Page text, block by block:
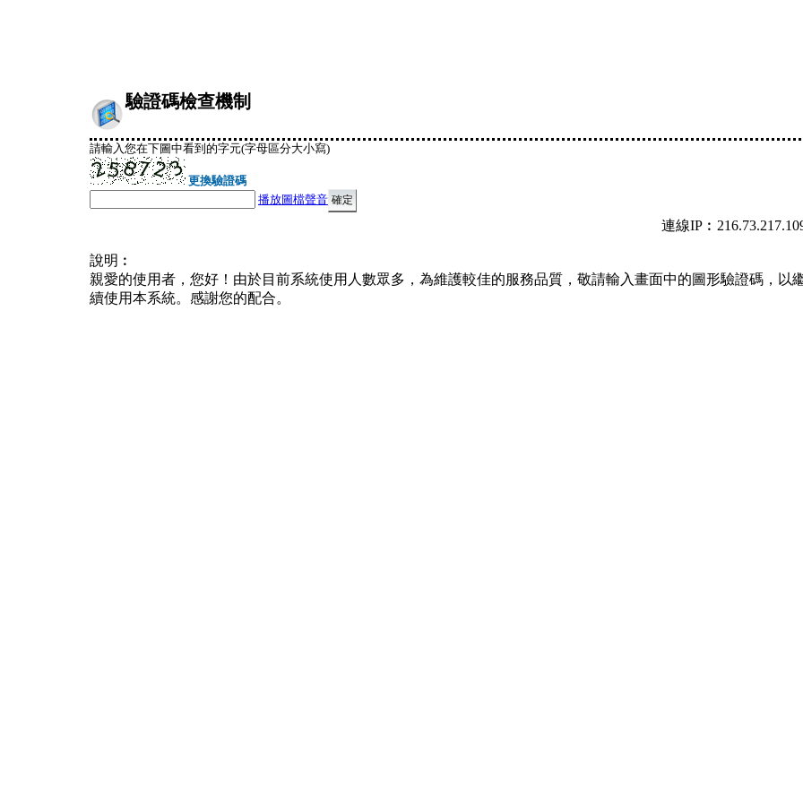
驗證碼檢查機制
請輸入您在下圖中看到的字元(字母區分大小寫)
更換驗證碼
播放圖檔聲音
連線
說明︰
親愛的使用者，您好！由於目前系統使用人數眾多，為維護較佳的服務品質，敬請輸入畫面中的圖形驗證碼，以
續使用本系統。感謝您的配合。